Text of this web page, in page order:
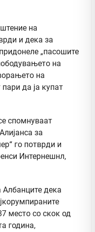
на
и дека за
„пасошите
на
на
да ја купат
спомнуваат
за
го потврди и
Интернешнл,
Албанците дека
место со скок од
година,